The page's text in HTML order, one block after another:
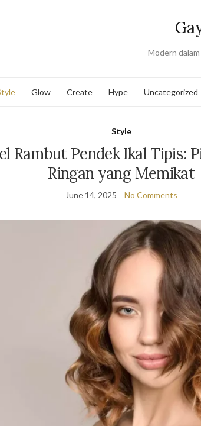
Modern
Glow Create Hype Uncategorized
Style
Rambut Pendek Ikal Tipis:
Ringan yang Memikat
June 14, 2025 No Comments